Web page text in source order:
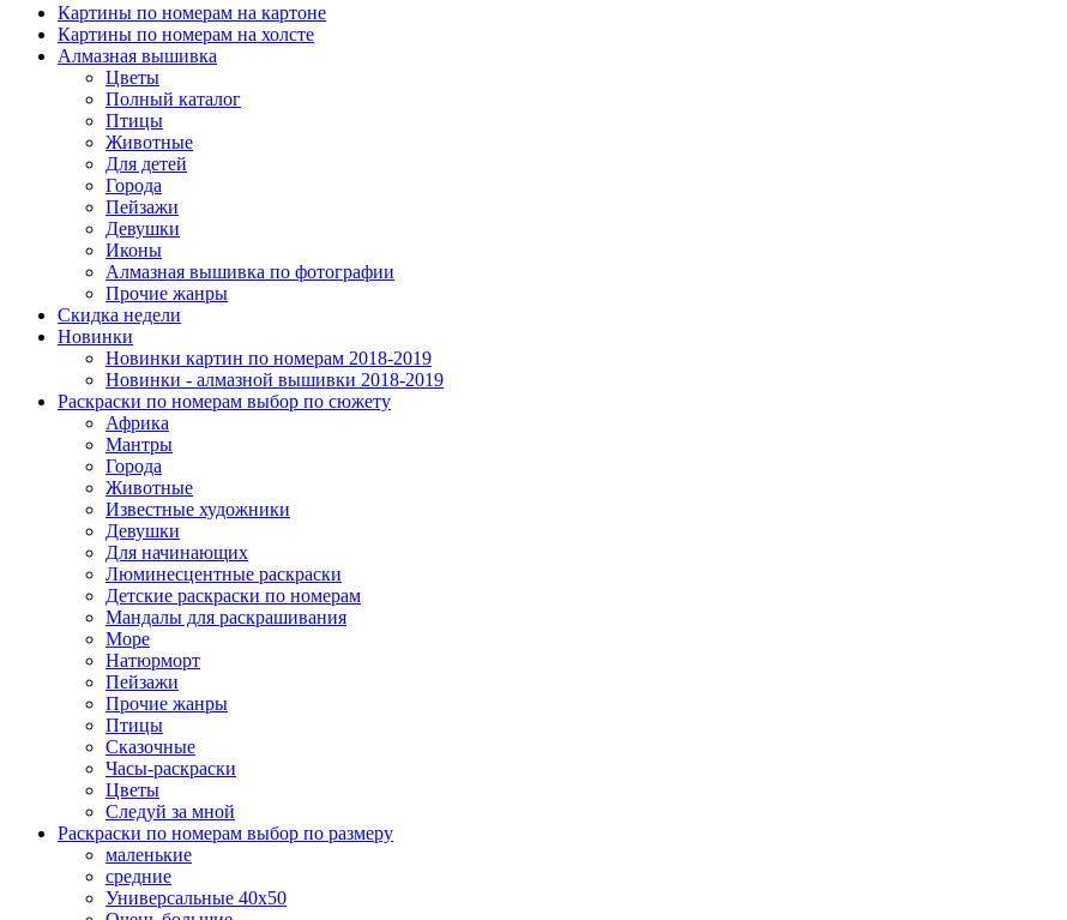
Картины по номерам на картоне
Картины по номерам на холсте
Алмазная вышивка
Цветы
Полный каталог
Птицы
Животные
Для детей
Города
Пейзажи
Девушки
Иконы
Алмазная вышивка по фотографии
Прочие жанры
Скидка недели
Новинки
Новинки картин по номерам 2018-2019
Новинки - алмазной вышивки 2018-2019
Раскраски по номерам выбор по сюжету
Африка
Мантры
Города
Животные
Известные художники
Девушки
Для начинающих
Люминесцентные раскраски
Детские раскраски по номерам
Мандалы для раскрашивания
Море
Натюрморт
Пейзажи
Прочие жанры
Птицы
Сказочные
Часы-раскраски
Цветы
Следуй за мной
Раскраски по номерам выбор по размеру
маленькие
средние
Универсальные 40х50